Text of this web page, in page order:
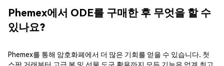
Phemex에서 ODE를 구매한 후 무엇을 할 수
있나요?
Phemex를 통해 암호화폐에서 더 많은 기회를 얻을 수 있습니다. 첫
스팟 거래부터 고급 봇 및 선물 도구 활용까지 모든 기능은 업계 최고